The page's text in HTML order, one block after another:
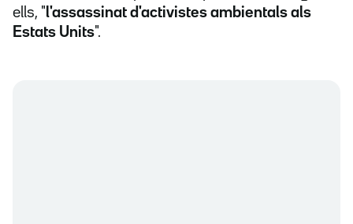
ells, " l'assassinat d'activistes ambientals als
Estats Units".